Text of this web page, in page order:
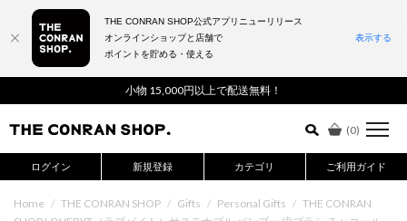
小物 15,000円以上で配送無料！
(0)
ログイン 新規登録 カテゴリ ご利用ガイド
詳細検索はこちら
Home / THE CONRAN SHOP / Gifts / Personal Gifts / THE CONRAN
THE CONRAN SHOP公式アプリニューリリース
オンラインショップと店舗で
ポイントを貯める・使える
表示する